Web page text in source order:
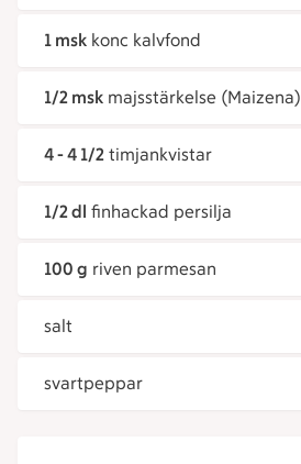
1 msk konc kalvfond
1/2 msk majsstärkelse (Maizena)
4 - 4 1/2 timjankvistar
1/2 dl finhackad persilja
100 g riven parmesan
salt
svartpeppar